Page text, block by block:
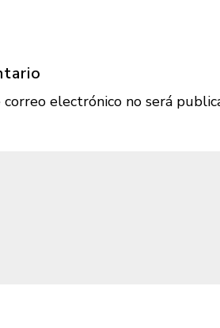
electrónico no será